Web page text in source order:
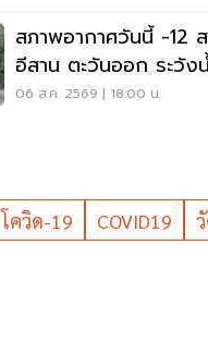
สภาพอากาศวันนี้ -12
อีสาน ตะวันออก ระวัง
พลัน น้ำป่าไหลหลาก
06 ส.ค. 2569 | 18:00 น.
โควิด-19 COVID19